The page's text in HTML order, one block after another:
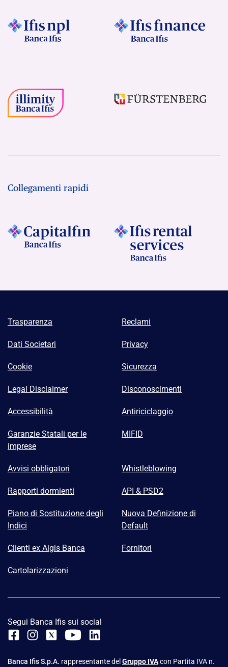
Collegamenti rapidi
Trasparenza Reclami
Dati Societari Privacy
Cookie Sicurezza
Legal Disclaimer Disconoscimenti
Accessibilità Antiriciclaggio
Garanzie Statali per le
imprese
MIFID
Avvisi obbligatori Whistleblowing
Rapporti dormienti API & PSD2
Piano di Sostituzione degli
Indici
Nuova Definizione di
Default
Clienti ex Aigis Banca Fornitori
Cartolarizzazioni
Segui Banca Ifis sui social
Banca Ifis S.p.A. rappresentante del Gruppo IVAcon Partita IVA n.